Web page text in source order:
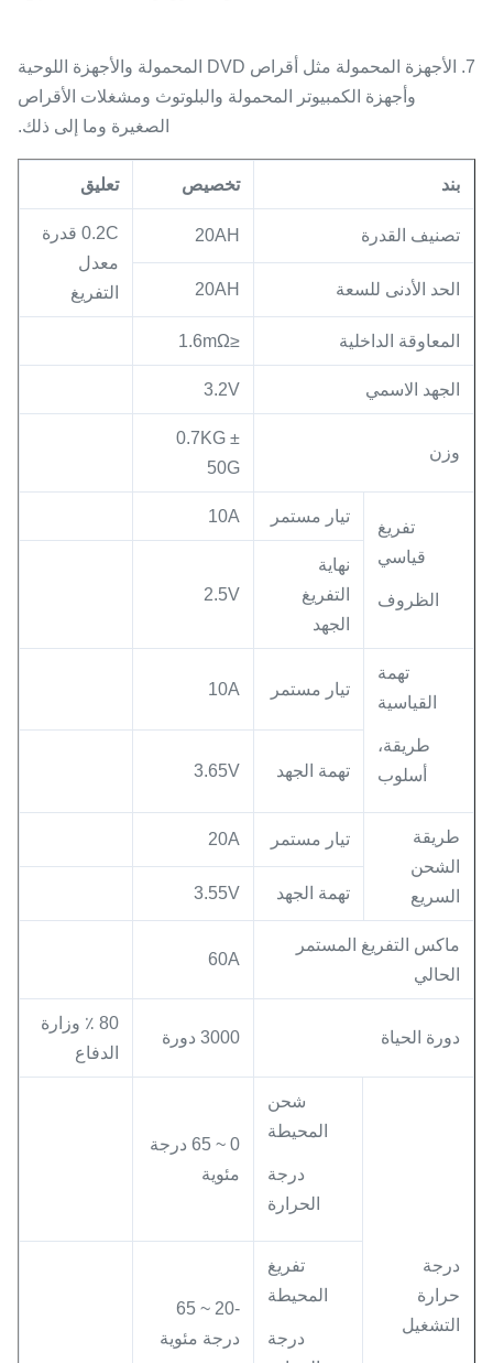
7. الأجهزة المحمولة مثل أقراص DVD المحمولة والأجهزة اللوحية
وأجهزة الكمبيوتر المحمولة والبلوتوث ومشغلات الأقراص
الصغيرة وما إلى ذلك.
بند تخصيص تعليق
تصنيف القدرة 20AH
0.2C قدرة
معدل
التفريغ
الحد الأدنى للسعة 20AH
المعاوقة الداخلية ≤1.6mΩ
الجهد الاسمي 3.2V
وزن
0.7KG ±
50G
تفريغ
قياسي
الظروف
تيار مستمر 10A
نهاية
التفريغ
الجهد
2.5V
تهمة
القياسية
طريقة،
أسلوب
تيار مستمر 10A
تهمة الجهد 3.65V
طريقة
الشحن
السريع
تيار مستمر 20A
تهمة الجهد 3.55V
ماكس التفريغ المستمر
الحالي
60A
دورة الحياة 3000 دورة
80 ٪ وزارة
الدفاع
درجة
حرارة
التشغيل
شحن
المحيطة
درجة
الحرارة
0 ~ 65 درجة
مئوية
تفريغ
المحيطة
درجة
-20 ~ 65
درجة مئوية